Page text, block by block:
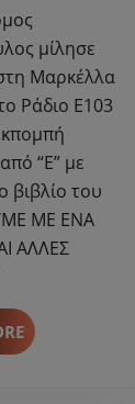
Μικέλη-
“ΤΙ
ΚΑΝΟΥΜΕ
ΜΕ
ΕΝΑ
ΠΤΩΜΑ
ΚΑΙ
ΑΛΛΕΣ
ΙΣΤΟΡΙΕΣ”
μίλησε
Μαρκέλλα
Ράδιο Ε103
“Ε” με
βιβλίο του
ΜΕ ΕΝΑ
ΑΛΛΕΣ
READ
MORE